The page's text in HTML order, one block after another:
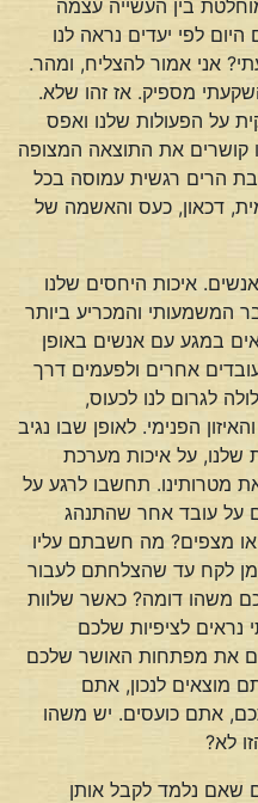
בין העשייה עצמה
לפי יעדים נראה לנו
אני אמור להצליח, ומהר.
מספיק. אז זהו שלא.
על הפעולות שלנו ואפס
קושרים את התוצאה המצופה
הרים רגשית עמוסה בכל
דכאון, כעס והאשמה של
איכות היחסים שלנו
המשמעותי והמכריע ביותר
במגע עם אנשים באופן
אחרים ולפעמים דרך
לגרום לנו לכעוס,
הפנימי. לאופן שבו נגיב
על איכות מערכת
מטרותינו. תחשבו לרגע על
על עובד אחר שהתנהג
מצפים? מה חשבתם עליו
לקח עד שהצלחתם לעבור
משהו דומה? כאשר שלוות
לציפיות שלכם
את מפתחות האושר שלכם
מוצאים לנכון, אתם
אתם כועסים. יש משהו
לא?
שאם נלמד לקבל אותן